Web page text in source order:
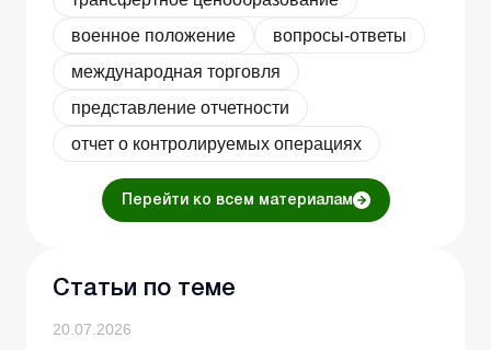
военное положение
вопросы-ответы
международная торговля
представление отчетности
отчет о контролируемых операциях
Перейти ко всем материалам
Статьи по теме
20.07.2026